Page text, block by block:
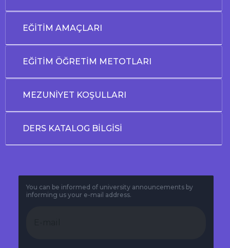
EĞİTİM AMAÇLARI
EĞİTİM ÖĞRETİM METOTLARI
MEZUNİYET KOŞULLARI
DERS KATALOG BİLGİSİ
You can be informed of university announcements by
informing us your e-mail address.